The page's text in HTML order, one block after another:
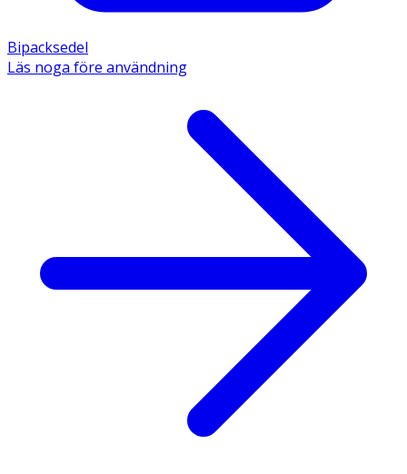
Bipacksedel
Läs noga före användning